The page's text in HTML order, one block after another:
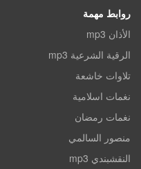
روابط مهمة
الأذان mp3
الرقية الشرعية mp3
تلاوات خاشعة
نغمات اسلامية
نغمات رمضان
منصور السالمي
النقشبندي mp3